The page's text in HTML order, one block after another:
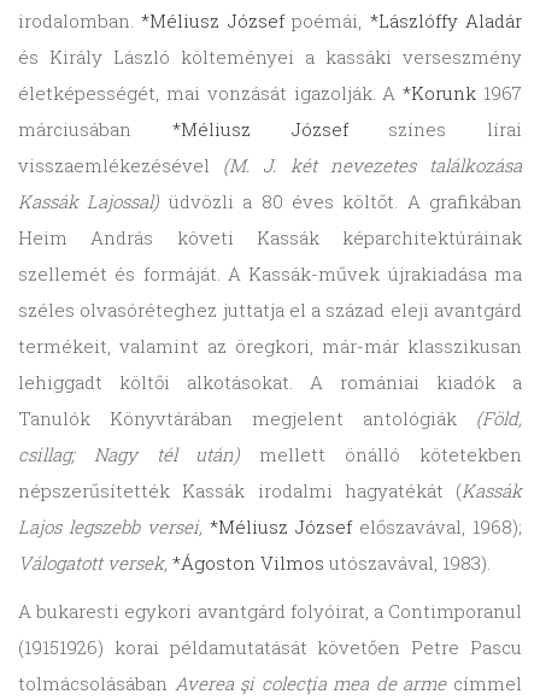
irodalomban.*Méliusz Józsefpoémái, *Lászlóffy Aladár
és Király László költeményei a kassáki verseszmény
életképességét, mai vonzását igazolják. A*Korunk 1967
márciusában *Méliusz Józsefszínes lírai
visszaemlékezésével (M. J. két nevezetes találkozása
Kassák Lajossal) üdvözli a 80 éves költőt. A grafikában
Heim András követi Kassák képarchitektúráinak
szellemét és formáját. A Kassák-művek újrakiadása ma
széles olvasóréteghez juttatja el a század eleji avantgárd
termékeit, valamint az öregkori, már-már klasszikusan
lehiggadt költői alkotásokat. A romániai kiadók a
Tanulók Könyvtárában megjelent antológiák (Föld,
csillag; Nagy tél után) mellett önálló kötetekben
népszerűsítették Kassák irodalmi hagyatékát (Kassák
Lajos legszebb versei, *Méliusz Józsefelőszavával, 1968);
Válogatott versek, *Ágoston Vilmos utószavával, 1983).
A bukaresti egykori avantgárd folyóirat, a Contimporanul
(19151926) korai példamutatását követően Petre Pascu
tolmácsolásában Averea şi colecţia mea de armecímmel